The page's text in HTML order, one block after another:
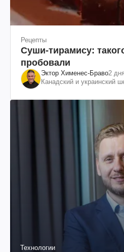
Рецепты
Суши-тирамису:
пробовали
Эктор Хименес-Браво2
Канадский и украинский
Технологии